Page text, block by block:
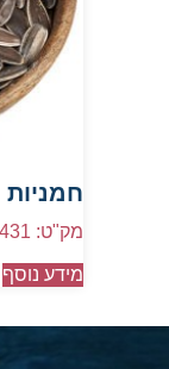
מק"ט: 431
מידע נוסף